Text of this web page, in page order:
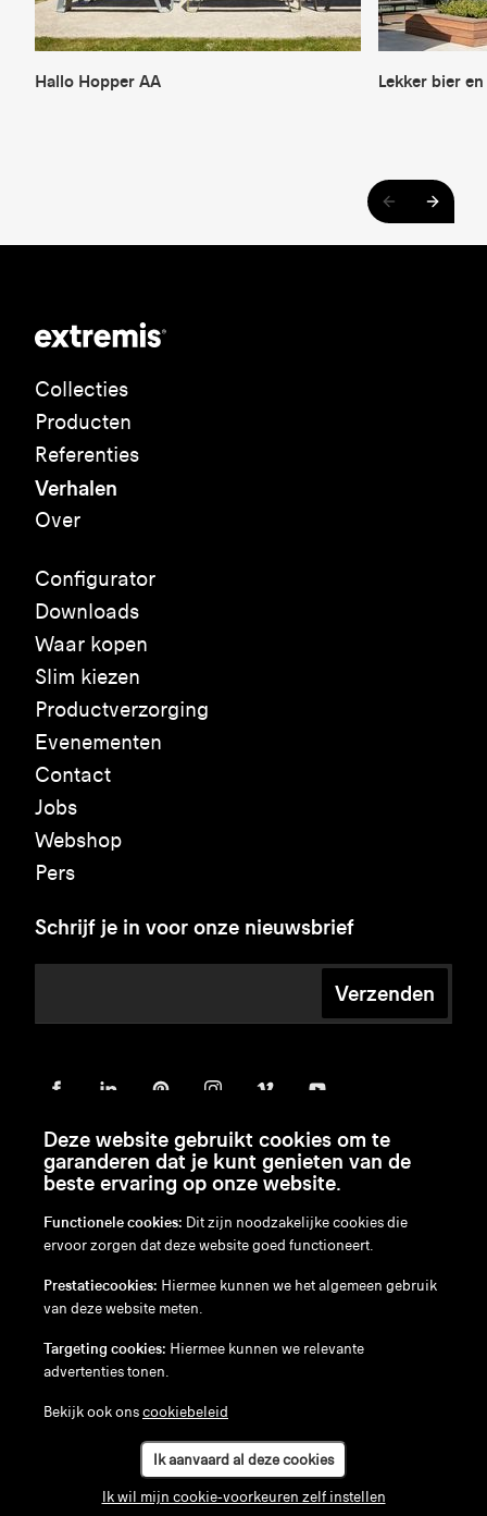
Hallo Hopper AA Lekker bier
Collecties
Producten
Referenties
Verhalen
Over
Configurator
Downloads
Waar kopen
Slim kiezen
Productverzorging
Evenementen
Contact
Jobs
Webshop
Pers
Schrijf je in voor onze nieuwsbrief
Verzenden
en/nl/fr/de
Disclaimer
Cookiebeleid
Deze website gebruikt cookies om te
garanderen dat je kunt genieten van de
beste ervaring op onze website.
Functionele cookies: Dit zijn noodzakelijke cookies die
ervoor zorgen dat deze website goed functioneert.
Prestatiecookies: Hiermee kunnen we het algemeen gebruik
van deze website meten.
Targeting cookies: Hiermee kunnen we relevante
advertenties tonen.
Bekijk ook onscookiebeleid
Ik aanvaard al deze cookies
Ik wil mijn cookie-voorkeuren zelf instellen